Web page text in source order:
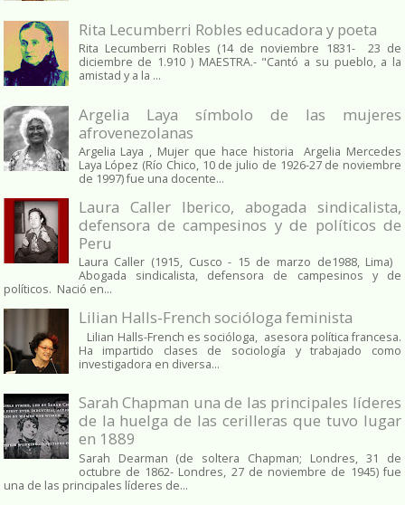
Rita Lecumberri Robles educadora y poeta
Rita Lecumberri Robles (14 de noviembre 1831- 23 de
diciembre de 1.910 ) MAESTRA.- "Cantó a su pueblo, a la
amistad y a la ...
Argelia Laya símbolo de las mujeres
afrovenezolanas
Argelia Laya , Mujer que hace historia Argelia Mercedes
Laya López (Río Chico, 10 de julio de 1926-27 de noviembre
de 1997) fue una docente...
Laura Caller Iberico, abogada sindicalista,
defensora de campesinos y de políticos de
Peru
Laura Caller (1915, Cusco - 15 de marzo de1988, Lima)
Abogada sindicalista, defensora de campesinos y de
políticos. Nació en...
Lilian Halls-French socióloga feminista
Lilian Halls-French es socióloga, asesora política francesa.
Ha impartido clases de sociología y trabajado como
investigadora en diversa...
Sarah Chapman una de las principales líderes
de la huelga de las cerilleras que tuvo lugar
en 1889
Sarah Dearman (de soltera Chapman; Londres, 31 de
octubre de 1862​- Londres, 27 de noviembre de 1945)​ fue
una de las principales líderes de...